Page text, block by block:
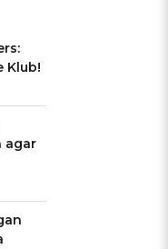
Klub!
agar